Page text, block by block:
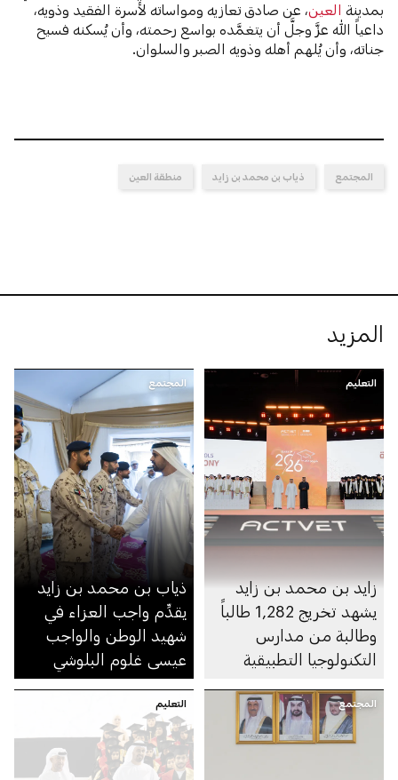
بمدينة العين، عن صادق تعازيه ومواساته لأسرة الفقيد وذويه،
داعياً الله عزَّ وجلَّ أن يتغمَّده بواسع رحمته، وأن يُسكنه فسيح
جناته، وأن يُلهم أهله وذويه الصبر والسلوان.
المجتمع ذياب بن محمد بن زايد منطقة العين
المزيد
التعليم
زايد بن محمد بن زايد
يشهد تخريج 1,282 طالباً
وطالبة من مدارس
التكنولوجيا التطبيقية
المجتمع
ذياب بن محمد بن زايد
يقدِّم واجب العزاء في
شهيد الوطن والواجب
عيسى غلوم البلوشي
المجتمع التعليم